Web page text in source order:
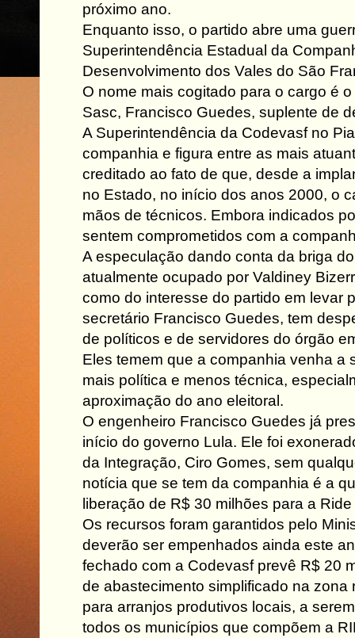
próximo ano.
Enquanto isso, o partido abre uma
Superintendência Estadual da
Desenvolvimento dos Vales do São
O nome mais cogitado para o cargo é
Sasc, Francisco Guedes, suplente de
A Superintendência da Codevasf no
companhia e figura entre as mais
creditado ao fato de que, desde a
no Estado, no início dos anos 2000, o
mãos de técnicos. Embora indicados
sentem comprometidos com a
A especulação dando conta da briga
atualmente ocupado por Valdiney
como do interesse do partido em levar
secretário Francisco Guedes, tem
de políticos e de servidores do órgão
Eles temem que a companhia venha a
mais política e menos técnica,
aproximação do ano eleitoral.
O engenheiro Francisco Guedes já
início do governo Lula. Ele foi
da Integração, Ciro Gomes, sem
notícia que se tem da companhia é a
liberação de R$ 30 milhões para a
Os recursos foram garantidos pelo
deverão ser empenhados ainda este
fechado com a Codevasf prevê R$ 20
de abastecimento simplificado na zona
para arranjos produtivos locais, a
todos os municípios que compõem a